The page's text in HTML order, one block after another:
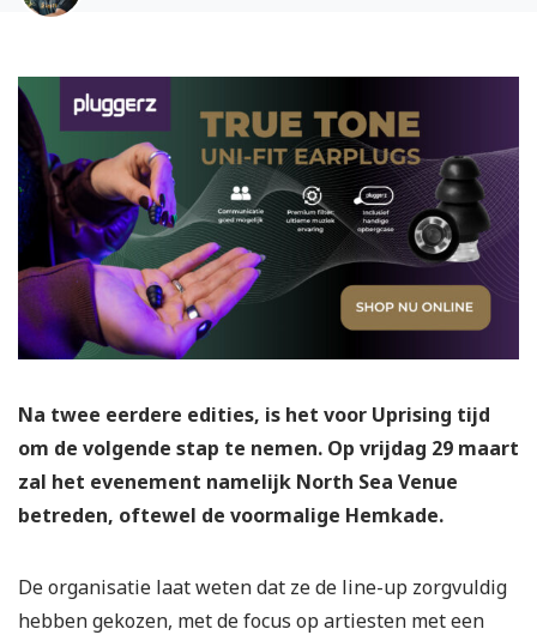
Na twee eerdere edities, is het voor Uprising tijd
om de volgende stap te nemen. Op vrijdag 29 maart
zal het evenement namelijk North Sea Venue
betreden, oftewel de voormalige Hemkade.
De organisatie laat weten dat ze de line-up zorgvuldig
hebben gekozen, met de focus op artiesten met een